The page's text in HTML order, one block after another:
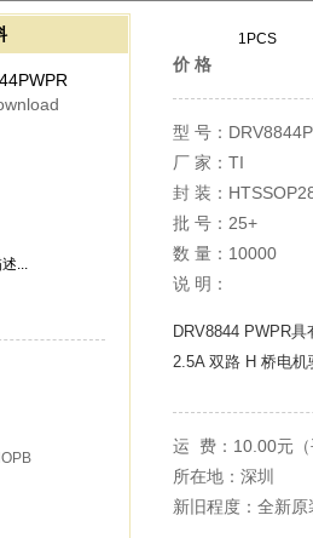
...
1PCS
价 格
型 号：
厂 家：TI
封 装：
批 号： 25+
数 量： 10000
说 明：
DRV8844 PWPR具
2.5A 双路 H 桥电机
运 费： 10.00元（
所在地：深圳
新旧程度：全新原